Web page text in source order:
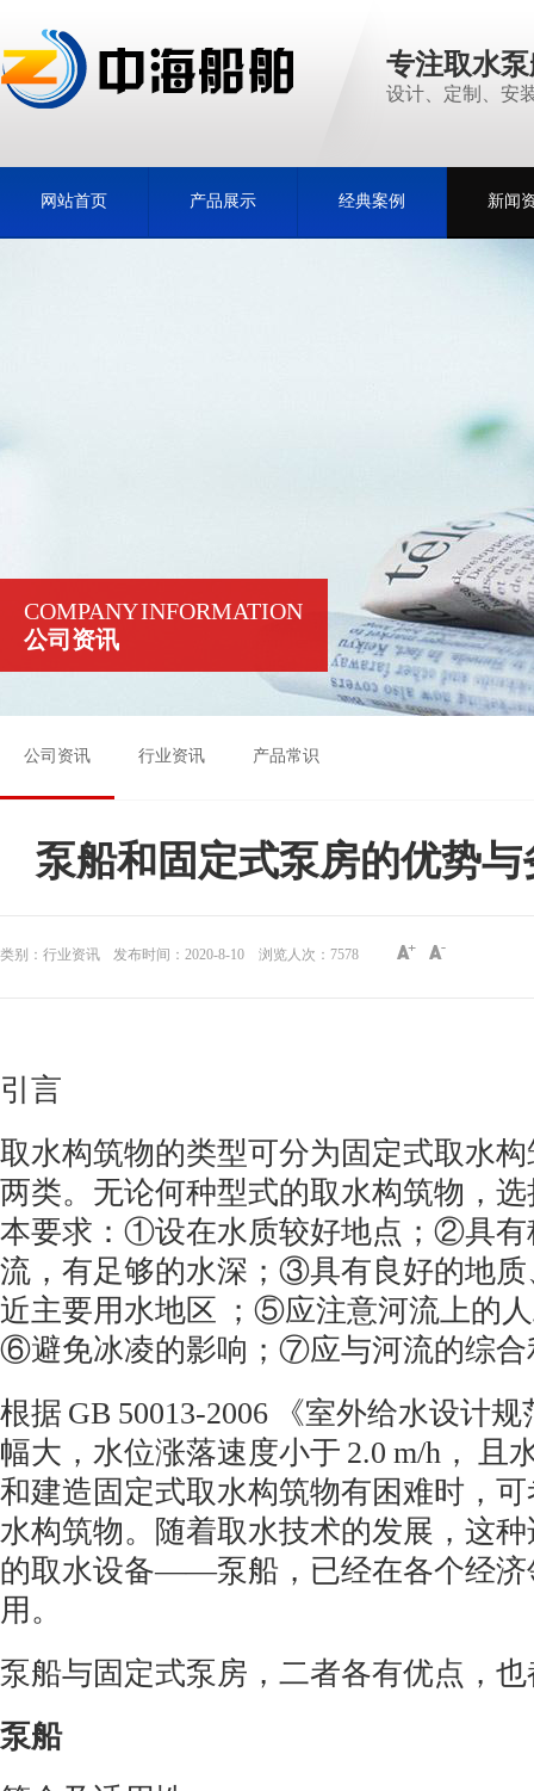
专注取水
设计、定制、安
网站首页 产品展示 经典案例 新闻
COMPANY INFORMATION
公司资讯
公司资讯 行业资讯 产品常识
泵船和固定式泵房的优势
类别：行业资讯 发布时间：2020-8-10 浏览人次： 7578
引言
取水构筑物的类型可分为固定式取水
两类。无论何种型式的取水构筑物，
本要求：①设在水质较好地点；②具有
流，有足够的水深；③具有良好的地
近主要用水地区 ；⑤应注意河流上的
⑥避免冰凌的影响；⑦应与河流的综合
根据 GB 50013-2006
《室外给水设计
幅大，水位涨落速度小于 2.0 m/h ， 且
和建造固定式取水构筑物有困难时，
水构筑物。随着取水技术的发展，这
的取水设备——泵船，已经在各个经
用。
泵船与固定式泵房，二者各有优点，
泵船